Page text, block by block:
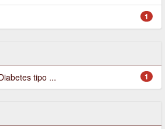
1
1
tipo ...